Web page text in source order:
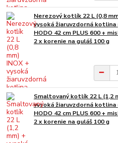
Nerezový kotlík 22 L (0,8
vysoká žiaruvzdorná kotlina
HODO 42 cm PLUS 600 +
2 x korenie na guláš 100 g
Smaltovaný kotlík 22 L (1,2
vysoká žiaruvzdorná kotlina
HODO 42 cm PLUS 600 +
2 x korenie na guláš 100 g